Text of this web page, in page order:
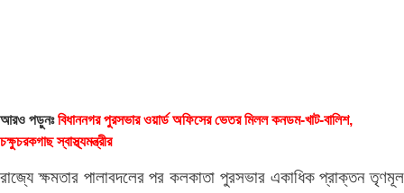
আরও পড়ুনঃ বিধাননগর পুরসভার ওয়ার্ড অফিসের ভেতর মিলল কনডম-খাট-বালিশ,
চক্ষুচরকগাছ স্বাস্থ্যমন্ত্রীর
রাজ্যে ক্ষমতার পালাবদলের পর কলকাতা পুরসভার একাধিক প্রাক্তন তৃণমূল